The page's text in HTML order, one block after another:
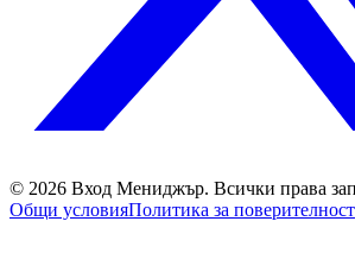
© 2026 Вход Мениджър. Всички права
Общи условияПолитика за поверителност